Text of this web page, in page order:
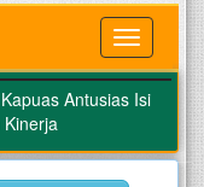
MENU
Antusias Isi